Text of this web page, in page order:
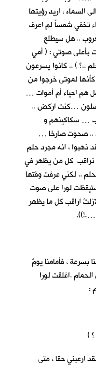
، اريد رؤيتها
تخفي شمساً لم اعرف
.. هل سيطلع
بأعلى صوتي : ( أمي
..؟ ) .. كانوا يسرعون
لموتى خرجوا من
هم احياء أم أموات …
…كنت اركض ..
… سكاكينهم و
.. صحوت صارخا …
ذهبوا ، انه مجرد حلم
نراقب كل من يظهر في
.. لكني عرفت وقتها
لورا على صوت
اراقب كل ما يظهر
بسرعة ، فأمامنا يومٌ
.اغلقت لورا
:
)
ارعبني حقا ، متى